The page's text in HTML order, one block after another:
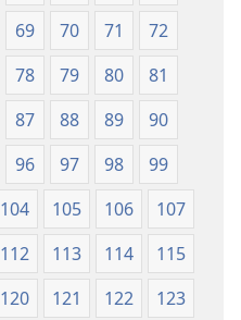
69 70 71
72
78 79 80
81
87 88 89
90
96 97 98
99
104 105 106
107
112 113 114
115
120 121 122
123